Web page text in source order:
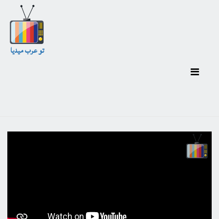
تو عرب ميديا